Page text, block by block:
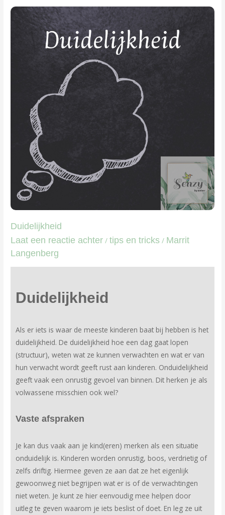
Duidelijkheid
Laat een reactie achter /tips en tricks / Marrit
Langenberg
Duidelijkheid
Als er iets is waar de meeste kinderen baat bij hebben is het
duidelijkheid. De duidelijkheid hoe een dag gaat lopen
(structuur), weten wat ze kunnen verwachten en wat er van
hun verwacht wordt geeft rust aan kinderen. Onduidelijkheid
geeft vaak een onrustig gevoel van binnen. Dit herken je als
volwassene misschien ook wel?
Vaste afspraken
Je kan dus vaak aan je kind(eren) merken als een situatie
onduidelijk is. Kinderen worden onrustig, boos, verdrietig of
zelfs driftig. Hiermee geven ze aan dat ze het eigenlijk
gewoonweg niet begrijpen wat er is of de verwachtingen
niet weten. Je kunt ze hier eenvoudig mee helpen door
uitleg te geven waarom je iets beslist of doet. En leg ze uit
Duidelijkheid